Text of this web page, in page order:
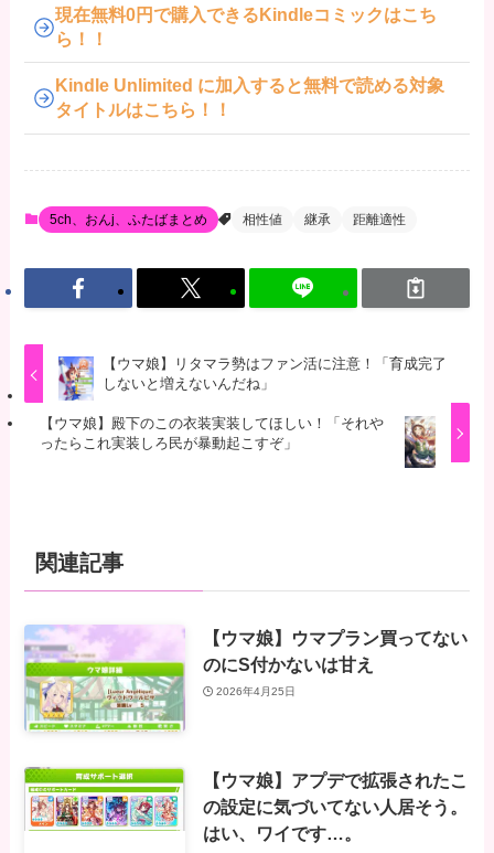
現在無料0円で購入できるKindleコミックはこち
ら！！
Kindle Unlimited に加入すると無料で読める対象
タイトルはこちら！！
5ch、おんj、ふたばまとめ 相性値 継承 距離適性
【ウマ娘】リタマラ勢はファン活に注意！「育成完了
しないと増えないんだね」
【ウマ娘】殿下のこの衣装実装してほしい！「それや
ったらこれ実装しろ民が暴動起こすぞ」
関連記事
【ウマ娘】ウマプラン買ってない
のにS付かないは甘え
2026年4月25日
【ウマ娘】アプデで拡張されたこ
の設定に気づいてない人居そう。
はい、ワイです…。